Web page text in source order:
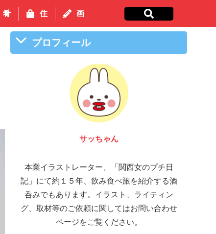
肴 住 画
プロフィール
サッちゃん
本業イラストレーター、「関西女のプチ日
記」にて約１５年、飲み食べ旅を紹介する酒
呑みでもあります。イラスト、ライティン
グ、取材等のご依頼に関してはお問い合わせ
ページをご覧ください。